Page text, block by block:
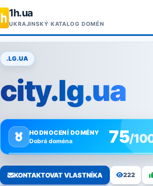
1h.ua
UKRAJINSKÝ KATALOG DOMÉN
.LG.UA
city.lg.ua
HODNOCENÍ DOMÉNY
Dobrá doména
75/
KONTAKTOVAT VLASTNÍKA 222